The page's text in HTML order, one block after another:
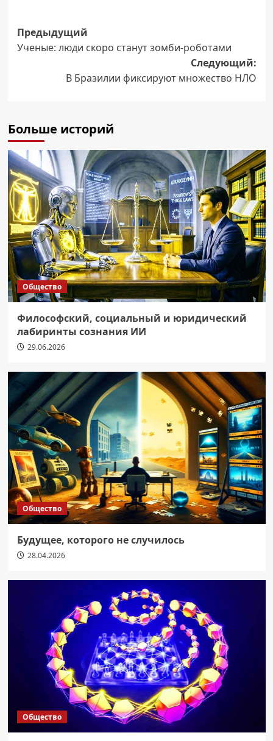
Навигация
записи
Предыдущий
Ученые: люди скоро станут зомби-роботами
Следующий:
В Бразилии фиксируют множество НЛО
Больше историй
Общество
Философский, социальный и юридический
лабиринты сознания ИИ
29.06.2026
Общество
Будущее, которого не случилось
28.04.2026
Общество